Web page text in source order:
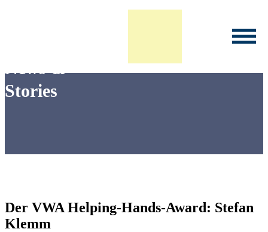
News &
Stories
Der VWA Helping-Hands-Award: Stefan
Klemm